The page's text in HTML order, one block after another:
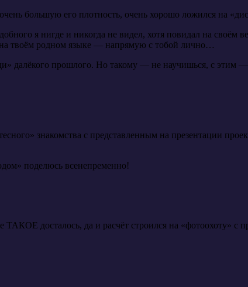
большую его плотность, очень хорошо ложился на
я нигде и никогда не видел, хотя повидал на
твоём родном языке — напрямую с тобой лично…
далёкого прошлого. Но такому — не научишься, с этим
знакомства с представленным на презентации
поделюсь всенепременно!
досталось, да и расчёт строился на «фотоохоту» с